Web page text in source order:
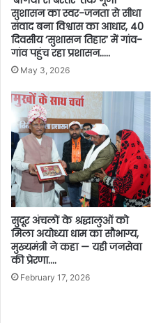
सुशासन का स्वर-जनता से सीधा
संवाद बना विश्वास का आधार, 40
दिवसीय ‘सुशासन तिहार’ में गांव-
गांव पहुंच रहा प्रशासन…..
May 3, 2026
सुदूर अंचलों के श्रद्धालुओं को
मिला अयोध्या धाम का सौभाग्य,
मुख्यमंत्री ने कहा — यही जनसेवा
की प्रेरणा….
February 17, 2026